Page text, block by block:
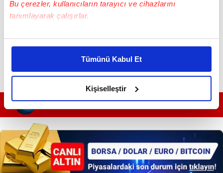
Bu çerezler, kullanıcıların tarayıcı ve cihazlarını
tanımlayarak çalışırlar.
Bu çerezlere izin vermeniz halinde sizlere özel
daha iyi reklam deneyimi yaşatabiliriz. Bunu yaparken
amacımızın size daha iyi bir reklam deneyimi sunmak
olduğunu ve sizlere en iyi içerikleri sunabilmek adına
elimizden gelen çabayı gösterdiğimizi ve bu noktada,
reklamların maliyetlerimizi karşılamak noktasında tek gelir
kalemimiz olduğunu sizlere hatırlatmak isteriz.
Her halükârda, kullanıcılar, bu çerezlere izin vermedikleri
takdirde, kullanıcılara hedefli reklamlar
gösterilmeyecektir."
Tümünü Kabul Et
Kişiselleştir
#İSTANBUL
GÜNÜN EN ÖNEMLİ MANŞETLERİ İÇİN TIKLAYIN